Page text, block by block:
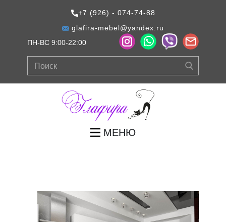
+7 (926) - 074-74-88
glafira-mebel@yandex.ru
ПН-ВС 9:00-22:00
МЕНЮ